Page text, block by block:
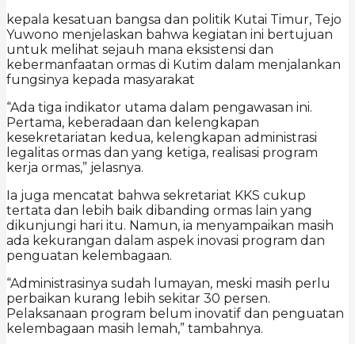
kepala kesatuan bangsa dan politik Kutai Timur, Tejo
Yuwono menjelaskan bahwa kegiatan ini bertujuan
untuk melihat sejauh mana eksistensi dan
kebermanfaatan ormas di Kutim dalam menjalankan
fungsinya kepada masyarakat
“Ada tiga indikator utama dalam pengawasan ini.
Pertama, keberadaan dan kelengkapan
kesekretariatan kedua, kelengkapan administrasi
legalitas ormas dan yang ketiga, realisasi program
kerja ormas,” jelasnya.
Ia juga mencatat bahwa sekretariat KKS cukup
tertata dan lebih baik dibanding ormas lain yang
dikunjungi hari itu. Namun, ia menyampaikan masih
ada kekurangan dalam aspek inovasi program dan
penguatan kelembagaan.
“Administrasinya sudah lumayan, meski masih perlu
perbaikan kurang lebih sekitar 30 persen.
Pelaksanaan program belum inovatif dan penguatan
kelembagaan masih lemah,” tambahnya.